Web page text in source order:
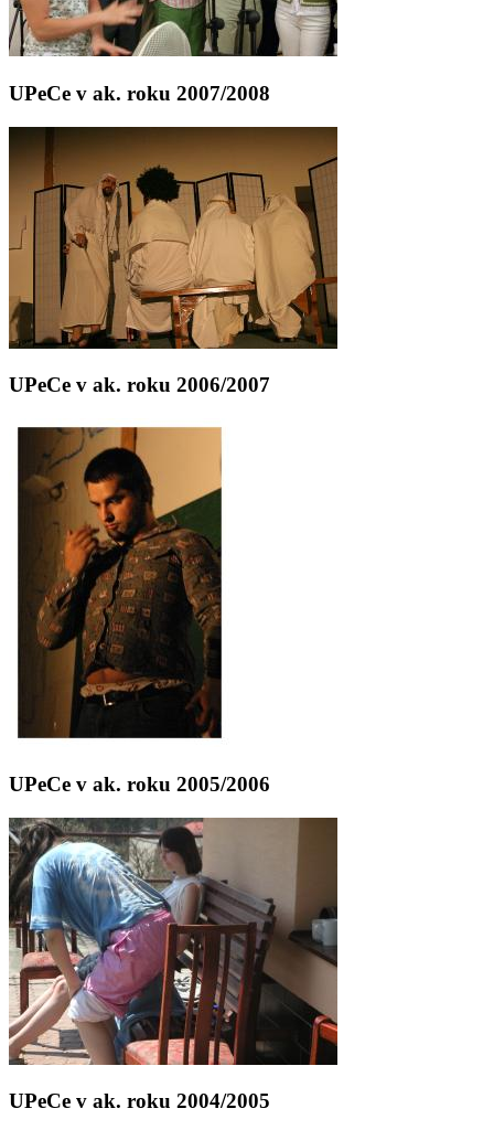
UPeCe v ak. roku 2007/2008
UPeCe v ak. roku 2006/2007
UPeCe v ak. roku 2005/2006
UPeCe v ak. roku 2004/2005